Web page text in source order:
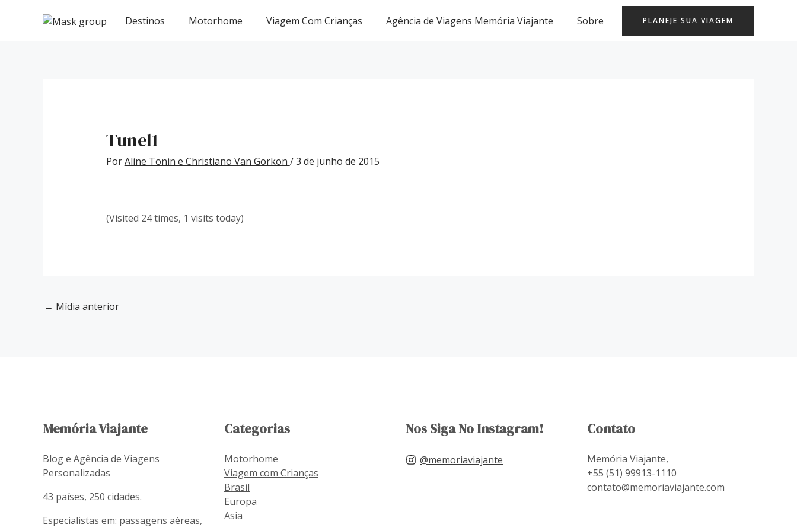
Destinos Motorhome Viagem Com Crianças Agência de Viagens Memória Viajante Sobre PLANEJE SUA VIAGEM
Tunel1
PorAline Tonin e Christiano Van Gorkon /3 de junho de 2015
(Visited 24 times, 1 visits today)
navigation
← Mídia anterior
Memória Viajante
Blog e Agência de Viagens
Personalizadas
43 países, 250 cidades.
Especialistas em: passagens aéreas,
Categorias
Motorhome
Viagem com Crianças
Brasil
Europa
Asia
Nos Siga No Instagram!
@memoriaviajante
Contato
Memória Viajante,
+55 (51) 99913-1110
contato@memoriaviajante.com